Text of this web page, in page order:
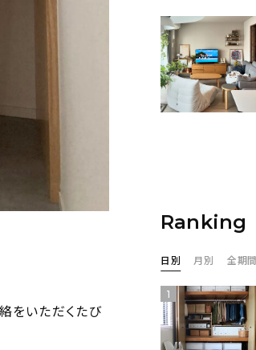
をいただくたび
Ranking
日別 月別 全期間
1